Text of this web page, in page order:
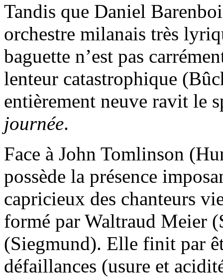
Tandis que Daniel
orchestre milanais très
baguette n’est pas
lenteur catastrophique
entièrement neuve ravit le
journée.
Face à John Tomlinson
possède la présence
capricieux des chanteurs
formé par Waltraud Meier
(Siegmund). Elle finit par
défaillances (usure et